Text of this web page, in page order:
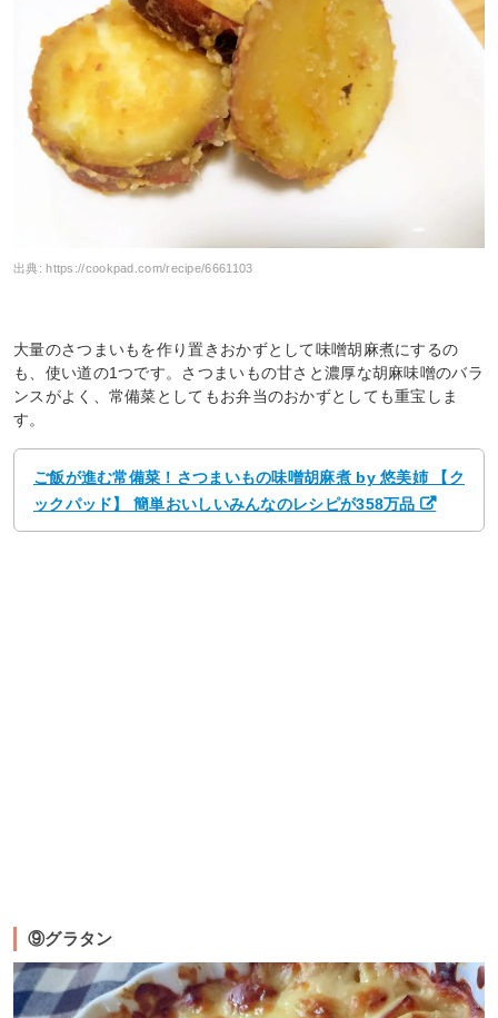
出典:https://cookpad.com/recipe/6661103
大量のさつまいもを作り置きおかずとして味噌胡麻煮にするの
も、使い道の1つです。さつまいもの甘さと濃厚な胡麻味噌のバラ
ンスがよく、常備菜としてもお弁当のおかずとしても重宝しま
す。
ご飯が進む常備菜！さつまいもの味噌胡麻煮 by 悠美姉 【ク
ックパッド】 簡単おいしいみんなのレシピが358万品
⑨グラタン